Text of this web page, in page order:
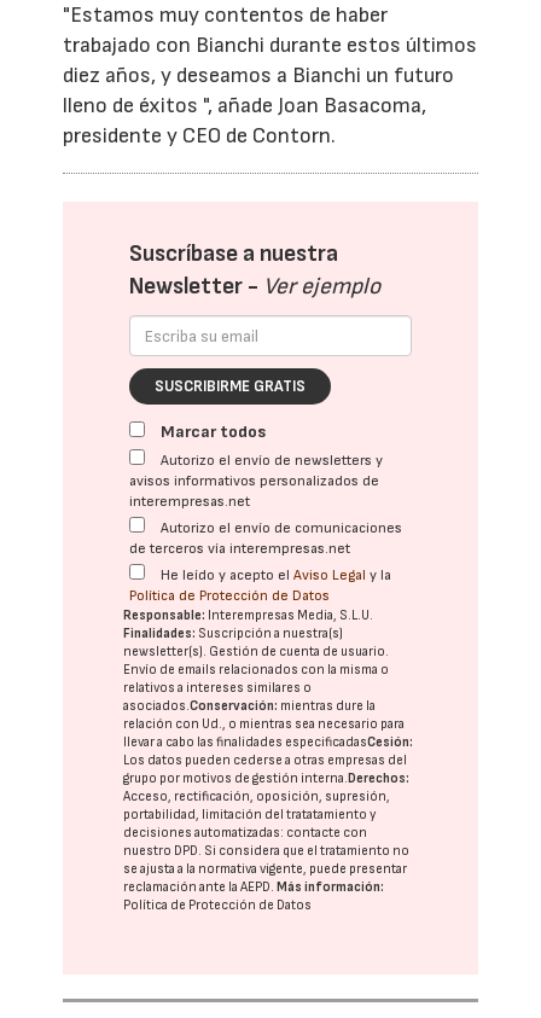
"Estamos muy contentos de haber
trabajado con Bianchi durante estos últimos
diez años, y deseamos a Bianchi un futuro
lleno de éxitos ", añade Joan Basacoma,
presidente y CEO de Contorn.
Suscríbase a nuestra
Newsletter - Ver ejemplo
SUSCRIBIRME GRATIS
Marcar todos
Autorizo el envío de newsletters y
avisos informativos personalizados de
interempresas.net
Autorizo el envío de comunicaciones
de terceros vía interempresas.net
He leído y acepto elAviso Legal y la
Política de Protección de Datos
Responsable: Interempresas Media, S.L.U.
Finalidades: Suscripción a nuestra(s)
newsletter(s). Gestión de cuenta de usuario.
Envío de emails relacionados con la misma o
relativos a intereses similares o
asociados.Conservación: mientras dure la
relación con Ud., o mientras sea necesario para
llevar a cabo las finalidades especificadasCesión:
Los datos pueden cederse a otras empresas del
grupo por motivos de gestión interna.Derechos:
Acceso, rectificación, oposición, supresión,
portabilidad, limitación del tratatamiento y
decisiones automatizadas: contacte con
nuestro DPD. Si considera que el tratamiento no
se ajusta a la normativa vigente, puede presentar
reclamación ante laAEPD.Más información:
Política de Protección de Datos